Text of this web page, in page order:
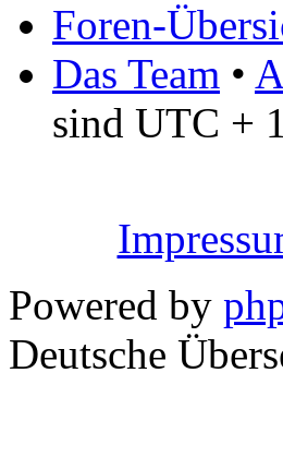
Foren-
Das Team •
sind UTC +
Powered by
Deutsche